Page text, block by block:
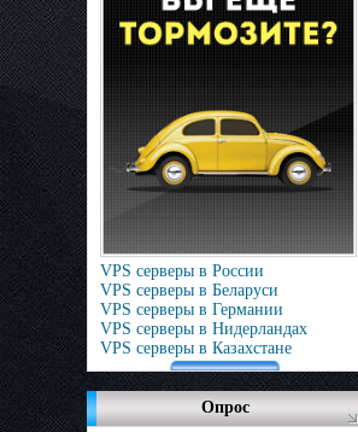
VPS серверы в России
VPS серверы в Беларуси
VPS серверы в Германии
VPS серверы в Нидерландах
VPS серверы в Казахстане
Опрос